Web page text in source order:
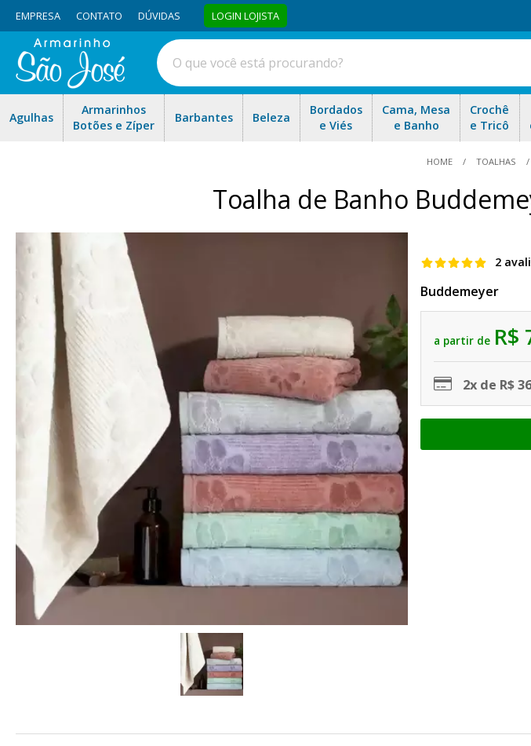
EMPRESA CONTATO DÚVIDAS LOGIN LOJISTA
Agulhas
Armarinhos
Botões e Zíper
Barbantes Beleza
Bordados
e Viés
Cama, Mesa
e Banho
Crochê
e Tricô
HOME TOALHAS
Toalha de Banho
2
Buddemeyer
a partir de R$
2x de R$